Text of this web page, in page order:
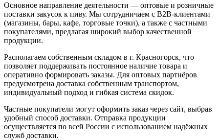
Основное направление деятельности — оптовые и розничные
поставки закусок к пиву. Мы сотрудничаем с B2B-клиентами
(магазины, бары, кафе, торговые точки), а также с частными
покупателями, предлагая широкий выбор качественной
продукции.
Располагаем собственным складом в г. Красногорск, что
позволяет поддерживать постоянное наличие товара и
оперативно формировать заказы. Для оптовых партнёров
предусмотрена доставка собственным транспортом,
индивидуальный подход и гибкая система скидок.
Частные покупатели могут оформить заказ через сайт, выбрав
удобный способ доставки. Отправка продукции
осуществляется по всей России с использованием надёжных
служб доставки.